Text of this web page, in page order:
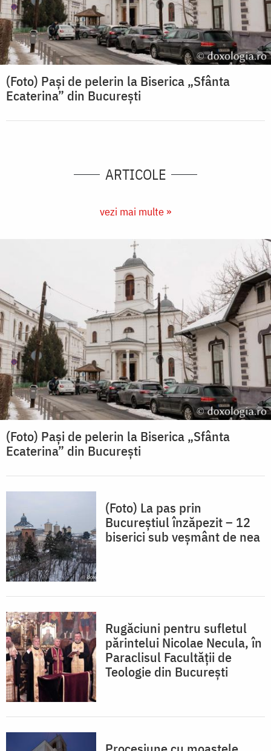
(Foto) Pași de pelerin la Biserica „Sfânta
Ecaterina” din București
ARTICOLE
vezi mai multe »
(Foto) Pași de pelerin la Biserica „Sfânta
Ecaterina” din București
(Foto) La pas prin
Bucureștiul înzăpezit – 12
biserici sub veșmânt de nea
Rugăciuni pentru sufletul
părintelui Nicolae Necula, în
Paraclisul Facultății de
Teologie din București